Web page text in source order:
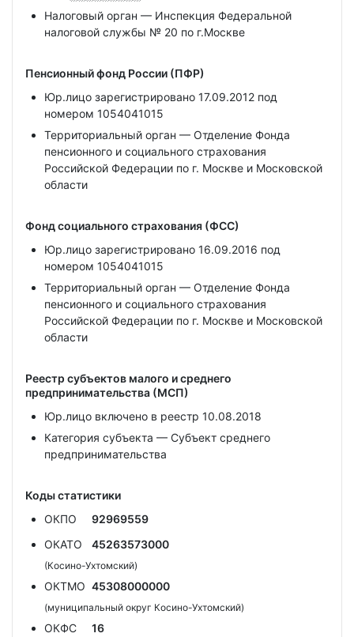
Налоговый орган — Инспекция Федеральной
налоговой службы № 20 по г.Москве
Пенсионный фонд России (ПФР)
Юр.лицо зарегистрировано 17.09.2012 под
номером 1054041015
Территориальный орган — Отделение Фонда
пенсионного и социального страхования
Российской Федерации по г. Москве и Московской
области
Фонд социального страхования (ФСС)
Юр.лицо зарегистрировано 16.09.2016 под
номером 1054041015
Территориальный орган — Отделение Фонда
пенсионного и социального страхования
Российской Федерации по г. Москве и Московской
области
Реестр субъектов малого и среднего
предпринимательства (МСП)
Юр.лицо включено в реестр 10.08.2018
Категория субъекта — Субъект среднего
предпринимательства
Коды статистики
ОКПО
92969559
ОКАТО
45263573000
(Косино-Ухтомский)
ОКТМО 45308000000
(муниципальный округ Косино-Ухтомский)
ОКФС 16